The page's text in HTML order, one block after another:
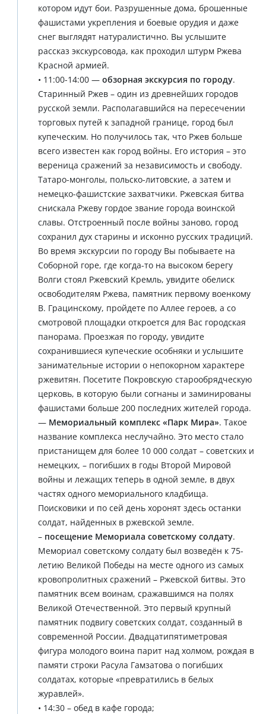
котором идут бои. Разрушенные дома, брошенные
фашистами укрепления и боевые орудия и даже
снег выглядят натуралистично. Вы услышите
рассказ экскурсовода, как проходил штурм Ржева
Красной армией.
• 11:00-14:00 — обзорная экскурсия по городу.
Старинный Ржев – один из древнейших городов
русской земли. Располагавшийся на пересечении
торговых путей к западной границе, город был
купеческим. Но получилось так, что Ржев больше
всего известен как город войны. Его история – это
вереница сражений за независимость и свободу.
Татаро-монголы, польско-литовские, а затем и
немецко-фашистские захватчики. Ржевская битва
снискала Ржеву гордое звание города воинской
славы. Отстроенный после войны заново, город
сохранил дух старины и исконно русских традиций.
Во время экскурсии по городу Вы побываете на
Соборной горе, где когда-то на высоком берегу
Волги стоял Ржевский Кремль, увидите обелиск
освободителям Ржева, памятник первому военкому
В. Грацинскому, пройдете по Аллее героев, а со
смотровой площадки откроется для Вас городская
панорама. Проезжая по городу, увидите
сохранившиеся купеческие особняки и услышите
занимательные истории о непокорном характере
ржевитян. Посетите Покровскую старообрядческую
церковь, в которую были согнаны и заминированы
фашистами больше 200 последних жителей города.
— Мемориальный комплекс «Парк Мира». Такое
название комплекса неслучайно. Это место стало
пристанищем для более 10 000 солдат – советских и
немецких, – погибших в годы Второй Мировой
войны и лежащих теперь в одной земле, в двух
частях одного мемориального кладбища.
Поисковики и по сей день хоронят здесь останки
солдат, найденных в ржевской земле.
– посещение Мемориала советскому солдату.
Мемориал советскому солдату был возведён к 75-
летию Великой Победы на месте одного из самых
кровопролитных сражений – Ржевской битвы. Это
памятник всем воинам, сражавшимся на полях
Великой Отечественной. Это первый крупный
памятник подвигу советских солдат, созданный в
современной России. Двадцатипятиметровая
фигура молодого воина парит над холмом, рождая в
памяти строки Расула Гамзатова о погибших
солдатах, которые «превратились в белых
журавлей».
• 14:30 – обед в кафе города;